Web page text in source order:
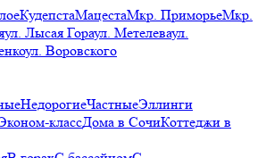
КудепстаМацестаМкр. ПриморьеМкр.
ул. Лысая Гораул. Метелеваул.
ул. Воровского
НедорогиеЧастныеЭллинги
классДома в СочиКоттеджи в